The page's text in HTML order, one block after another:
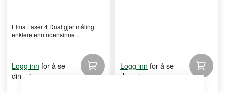
Elma Laser 4 Dual gjør måling
enklere enn noensinne ...
Logg inn for å se
din pris
Logg inn for å se
din pris